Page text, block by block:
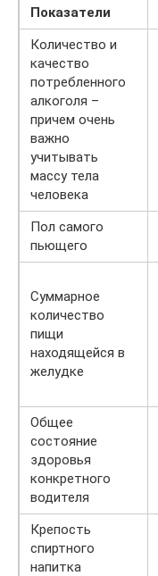
Показатели
Количество и
качество
потребленного
алкоголя –
причем очень
важно
учитывать
массу тела
человека
Пол самого
пьющего
Суммарное
количество
пищи
находящейся в
желудке
Общее
состояние
здоровья
конкретного
водителя
Крепость
спиртного
напитка